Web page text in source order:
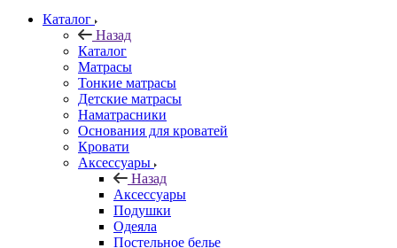
Каталог
Назад
Каталог
Матрасы
Тонкие матрасы
Детские матрасы
Наматрасники
Основания для кроватей
Кровати
Аксессуары
Назад
Аксессуары
Подушки
Одеяла
Постельное белье